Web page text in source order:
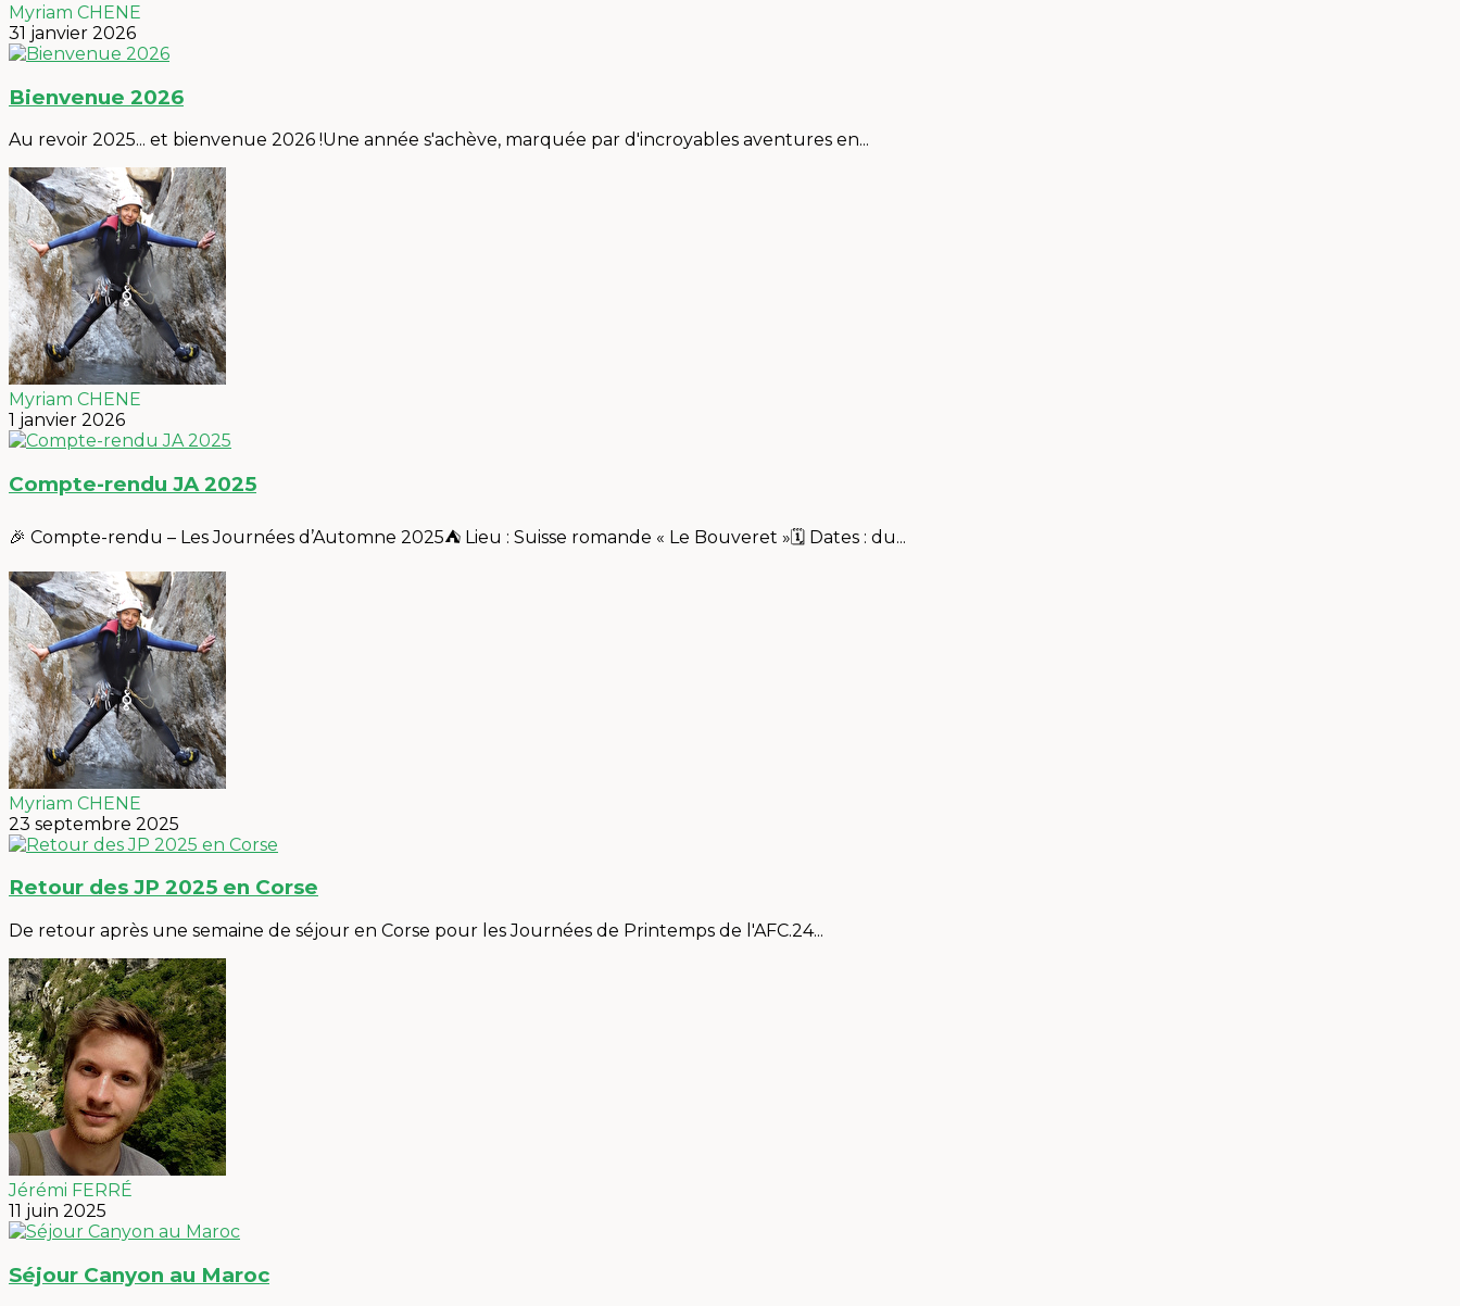
Myriam CHENE
31 janvier 2026
Bienvenue 2026
Au revoir 2025... et bienvenue 2026 !Une année s'achève, marquée par d'incroyables aventures en...
Myriam CHENE
1 janvier 2026
Compte-rendu JA 2025
🎉 Compte-rendu – Les Journées d’Automne 2025⛺️ Lieu : Suisse romande « Le Bouveret »🗓 Dates : du...
Myriam CHENE
23 septembre 2025
Retour des JP 2025 en Corse
De retour après une semaine de séjour en Corse pour les Journées de Printemps de l'AFC.24...
Jérémi FERRÉ
11 juin 2025
Séjour Canyon au Maroc